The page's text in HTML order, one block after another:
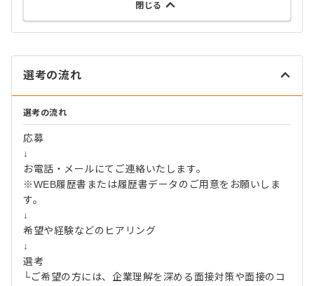
閉じる
選考の流れ
選考の流れ
応募
↓
お電話・メールにてご連絡いたします。
※WEB履歴書または履歴書データのご用意をお願いしま
す。
↓
希望や経験などのヒアリング
↓
選考
└ご希望の方には、企業理解を深める面接対策や面接のコ